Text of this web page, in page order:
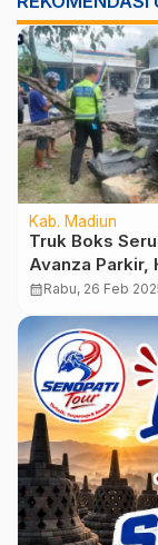
Kab. Madiun
Truk Boks
Avanza Parkir,
Pagar Rumah
calendar_monthRabu, 26 Feb